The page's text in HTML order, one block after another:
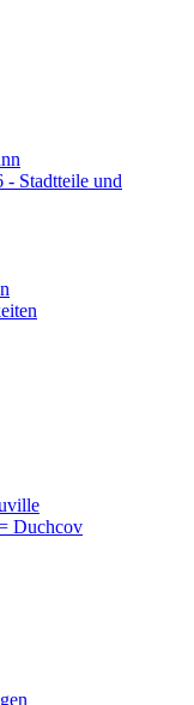
Stadtteile und
Duchcov